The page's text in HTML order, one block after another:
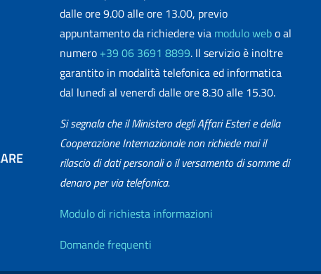
dalle ore 9.00 alle ore 13.00, previo
appuntamento da richiedere via modulo webo al
numero +39 06 3691 8899. Il servizio è inoltre
garantito in modalità telefonica ed informatica
dal lunedì al venerdì dalle ore 8.30 alle 15.30.
Si segnala che il Ministero degli Affari Esteri e della
Cooperazione Internazionale non richiede mai il
rilascio di dati personali o il versamento di somme di
denaro per via telefonica.
Info utili
Modulo di richiesta informazioni
Domande frequenti